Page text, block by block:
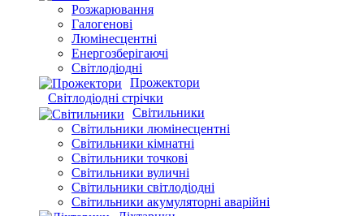
Розжарювання
Галогенові
Люмінесцентні
Енергозберігаючі
Світлодіодні
Прожектори
Світлодіодні стрічки
Світильники
Світильники люмінесцентні
Світильники кімнатні
Світильники точкові
Світильники вуличні
Світильники світлодіодні
Світильники акумуляторні аварійні